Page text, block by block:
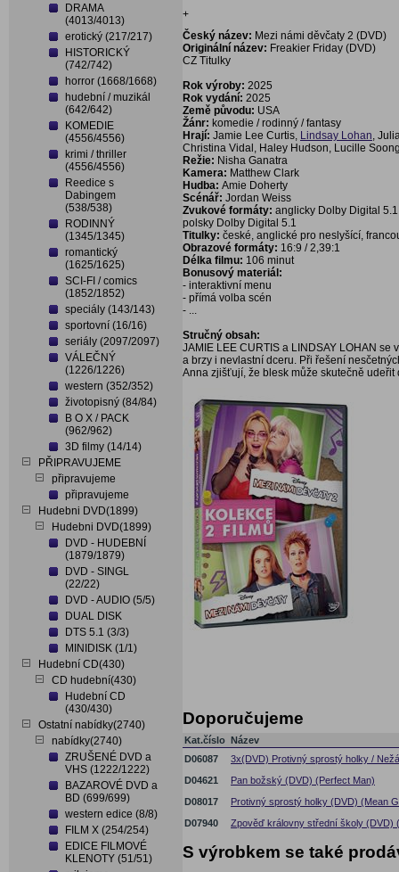
DRAMA
(4013/4013)
erotický (217/217)
HISTORICKÝ
(742/742)
horror (1668/1668)
hudební / muzikál
(642/642)
KOMEDIE
(4556/4556)
krimi / thriller
(4556/4556)
Reedice s
Dabingem
(538/538)
RODINNÝ
(1345/1345)
romantický
(1625/1625)
SCI-FI / comics
(1852/1852)
speciály (143/143)
sportovní (16/16)
seriály (2097/2097)
VÁLEČNÝ
(1226/1226)
western (352/352)
životopisný (84/84)
B O X / PACK
(962/962)
3D filmy (14/14)
PŘIPRAVUJEME
připravujeme
připravujeme
Hudebni DVD(1899)
Hudebni DVD(1899)
DVD - HUDEBNÍ
(1879/1879)
DVD - SINGL
(22/22)
DVD - AUDIO (5/5)
DUAL DISK
DTS 5.1 (3/3)
MINIDISK (1/1)
Hudební CD(430)
CD hudební(430)
Hudební CD
(430/430)
Ostatní nabídky(2740)
nabídky(2740)
ZRUŠENÉ DVD a
VHS (1222/1222)
BAZAROVÉ DVD a
BD (699/699)
western edice (8/8)
FILM X (254/254)
EDICE FILMOVÉ
KLENOTY (51/51)
+
Český název: Mezi námi děvčaty 2 (DVD)
Originální název: Freakier Friday (DVD)
CZ Titulky
Rok výroby: 2025
Rok vydání: 2025
Země původu: USA
Žánr: komedie / rodinný / fantasy
Hrají: Jamie Lee Curtis, Lindsay Lohan,
Christina Vidal, Haley Hudson, Lucille
Režie: Nisha Ganatra
Kamera: Matthew Clark
Hudba: Amie Doherty
Scénář: Jordan Weiss
Zvukové formáty: anglicky Dolby Digital
polsky Dolby Digital 5.1
Titulky: české, anglické pro neslyšící,
Obrazové formáty: 16:9 / 2,39:1
Délka filmu: 106 minut
Bonusový materiál:
- interaktivní menu
- přímá volba scén
- ...
Stručný obsah:
JAMIE LEE CURTIS a LINDSAY LOHAN
a brzy i nevlastní dceru. Při řešení
Anna zjišťují, že blesk může skutečně udeřit
Doporučujeme
Kat.číslo Název
D06087
3x(DVD) Protivný sprostý holky /
D04621
Pan božský (DVD) (Perfect Man)
D08017
Protivný sprostý holky (DVD) (Mean
D07940
Zpověď královny střední školy (DVD)
S výrobkem se také